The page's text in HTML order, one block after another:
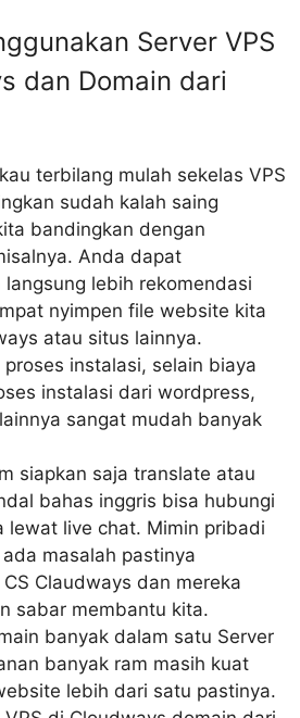
Server VPS
dan Domain dari
terbilang mulah sekelas VPS
sudah kalah saing
bandingkan dengan
Anda dapat
langsung lebih rekomendasi
nyimpen file website kita
atau situs lainnya.
instalasi, selain biaya
instalasi dari wordpress,
sangat mudah banyak
siapkan saja translate atau
bahas inggris bisa hubungi
lewat live chat. Mimin pribadi
masalah pastinya
Claudways dan mereka
sabar membantu kita.
banyak dalam satu Server
banyak ram masih kuat
lebih dari satu pastinya.